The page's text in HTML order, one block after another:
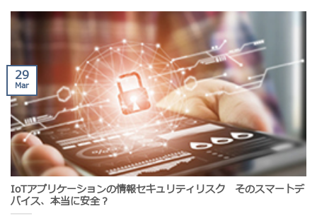
IoTアプリケーションの情報セキュリティリスク そのスマートデ
バイス、本当に安全？
29
Mar